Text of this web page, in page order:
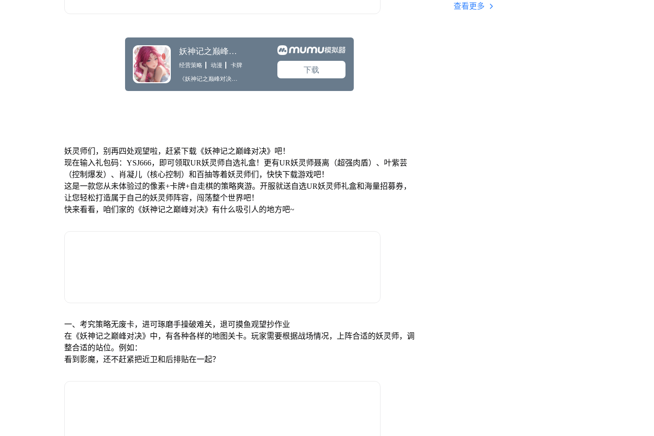
妖灵师们，别再四处观望啦，赶紧下载《妖神记之巅峰对决》吧！
现在输入礼包码：YSJ666，即可领取UR妖灵师自选礼盒！更有UR妖灵师聂离（超强肉盾）、叶紫芸
（控制爆发）、肖凝儿（核心控制）和百抽等着妖灵师们，快快下载游戏吧！
这是一款您从未体验过的像素+卡牌+自走棋的策略爽游。开服就送自选UR妖灵师礼盒和海量招募券，
让您轻松打造属于自己的妖灵师阵容，闯荡整个世界吧！
快来看看，咱们家的《妖神记之巅峰对决》有什么吸引人的地方吧~
一、考究策略无废卡，进可琢磨手操破难关，退可摸鱼观望抄作业
在《妖神记之巅峰对决》中，有各种各样的地图关卡。玩家需要根据战场情况，上阵合适的妖灵师，调
整合适的站位。例如：
看到影魔，还不赶紧把近卫和后排贴在一起？
查看更多